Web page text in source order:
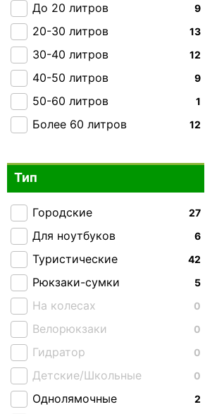
9
До 20 литров
13
20-30 литров
12
30-40 литров
9
40-50 литров
1
50-60 литров
12
Более 60 литров
Тип
27
Городские
6
Для ноутбуков
42
Туристические
5
Рюкзаки-сумки
0
На колесах
0
Велорюкзаки
0
Гидратор
0
Детские/Школьные
2
Однолямочные